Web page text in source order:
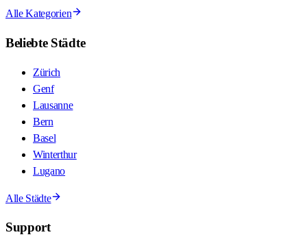
Alle Kategorien
Beliebte Städte
Zürich
Genf
Lausanne
Bern
Basel
Winterthur
Lugano
Alle Städte
Support